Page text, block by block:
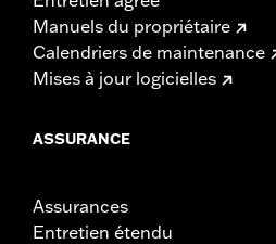
Manuels du propriétaire
Calendriers de maintenance
Mises à jour logicielles
ASSURANCE
Assurances
Entretien étendu